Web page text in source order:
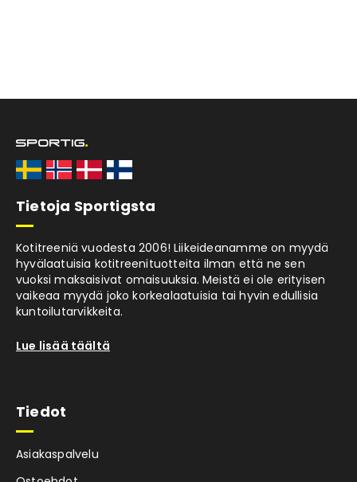
Tietoja Sportigsta
Kotitreeniä vuodesta 2006! Liikeideanamme on myydä
hyvälaatuisia kotitreenituotteita ilman että ne sen
vuoksi maksaisivat omaisuuksia. Meistä ei ole erityisen
vaikeaa myydä joko korkealaatuisia tai hyvin edullisia
kuntoilutarvikkeita.
Lue lisää täältä
Tiedot
Asiakaspalvelu